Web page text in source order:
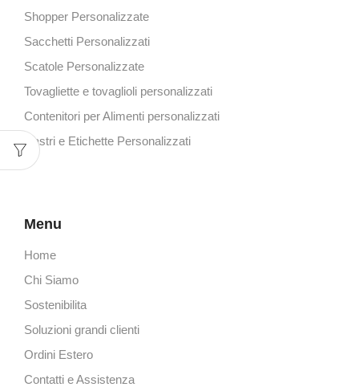
Shopper Personalizzate
Sacchetti Personalizzati
Scatole Personalizzate
Tovagliette e tovaglioli personalizzati
Contenitori per Alimenti personalizzati
Nastri e Etichette Personalizzati
Menu
Home
Chi Siamo
Sostenibilita
Soluzioni grandi clienti
Ordini Estero
Contatti e Assistenza